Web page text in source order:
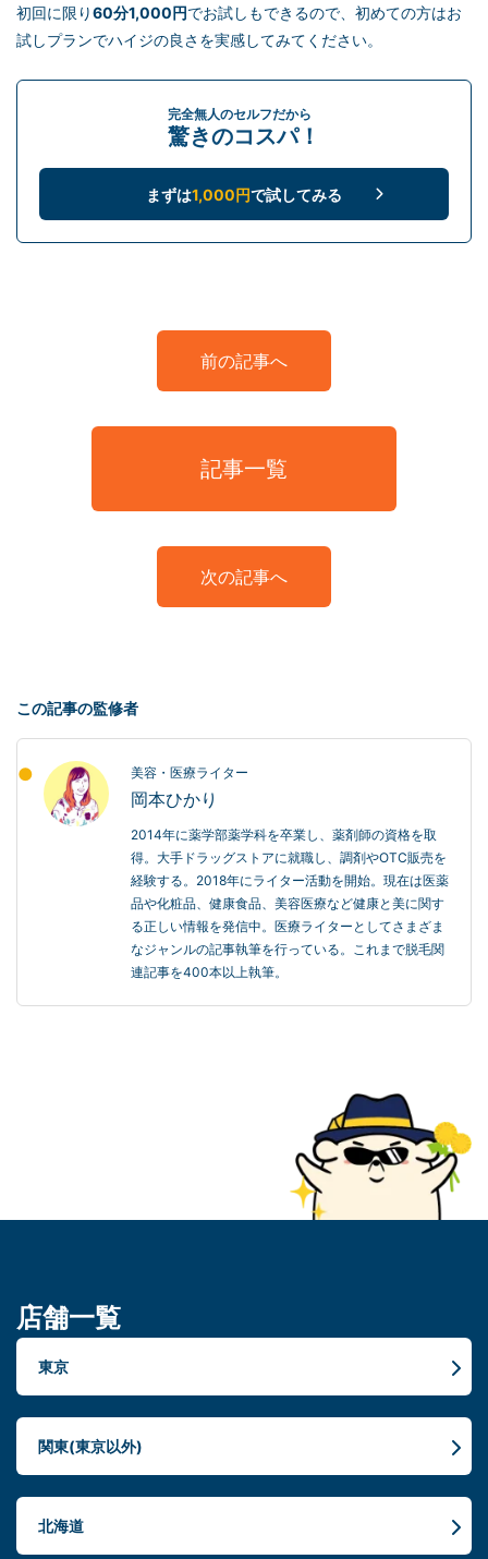
初回に限り60分1,000円でお試しもできるので、初めての方はお
試しプランでハイジの良さを実感してみてください。
完全無人のセルフだから
驚きのコスパ！
まずは1,000円で試してみる
前の記事へ
記事一覧
次の記事へ
この記事の監修者
美容・医療ライター
岡本ひかり
2014年に薬学部薬学科を卒業し、薬剤師の資格を取
得。大手ドラッグストアに就職し、調剤やOTC販売を
経験する。2018年にライター活動を開始。現在は医薬
品や化粧品、健康食品、美容医療など健康と美に関す
る正しい情報を発信中。医療ライターとしてさまざま
なジャンルの記事執筆を行っている。これまで脱毛関
連記事を400本以上執筆。
店舗一覧
東京
関東(東京以外)
北海道